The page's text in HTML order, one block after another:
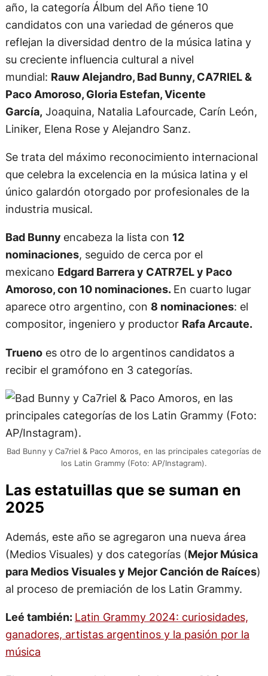
año, la categoría Álbum del Año tiene 10
candidatos con una variedad de géneros que
reflejan la diversidad dentro de la música latina y
su creciente influencia cultural a nivel
mundial: Rauw Alejandro, Bad Bunny, CA7RIEL &
Paco Amoroso, Gloria Estefan, Vicente
García, Joaquina, Natalia Lafourcade, Carín León,
Liniker, Elena Rose y Alejandro Sanz.
Se trata del máximo reconocimiento internacional
que celebra la excelencia en la música latina y el
único galardón otorgado por profesionales de la
industria musical.
Bad Bunny encabeza la lista con 12
nominaciones, seguido de cerca por el
mexicano Edgard Barrera y CATR7EL y Paco
Amoroso, con 10 nominaciones. En cuarto lugar
aparece otro argentino, con 8 nominaciones: el
compositor, ingeniero y productor Rafa Arcaute.
Truenoes otro de lo argentinos candidatos a
recibir el gramófono en 3 categorías.
Bad Bunny y Ca7riel & Paco Amoros, en las principales categorías de
los Latin Grammy (Foto: AP/Instagram).
Las estatuillas que se suman en
2025
Además, este año se agregaron una nueva área
(Medios Visuales) y dos categorías (Mejor Música
para Medios Visuales y Mejor Canción de Raíces)
al proceso de premiación de los Latin Grammy.
Leé también: Latin Grammy 2024: curiosidades,
ganadores, artistas argentinos y la pasión por la
música